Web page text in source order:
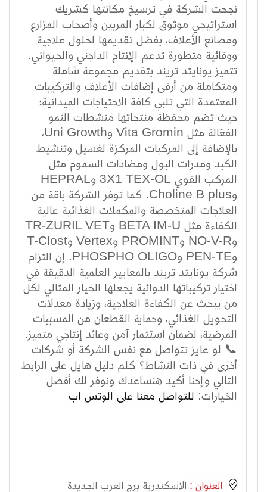
نجحت الشركة في ترسيخ مكانتها كشريك
استراتيجي موثوق لكبار المربين وأصحاب المزارع
ومصانع الأعلاف، بفضل تقديمها لحلول علاجية
ووقائية متطورة تدعم الإنتاج الداجني والحيواني.
تتميز يونايتد تريند بتقديم مجموعة شاملة
ومتكاملة من أرقى إضافات الأعلاف والتركيبات
المعتمدة التي تلبي كافة الاحتياجات الميدانية؛
حيث تضم محفظة منتجاتها منشطات النمو
الفعّالة مثل Vita Gromin وUni Growth،
بالإضافة إلى المركبات المركزة لغسيل وتنشيط
الكبد ومدرات البول ومضادات السموم مثل
المركب القوي 3X1 TEX-OL وHEPRAL
وCholine B plus. كما توفر الشركة باقة من
العلاجات المتخصصة والمكملات الغذائية عالية
الكفاءة مثل BETA IM-U وTR-ZURIL VET
وNO-V-R وPROMINT وVertex وT-Clost
وPEN-TE وPHOSPHO OLIGO. إن التزام
شركة يونايتد تريند بالمعايير العلمية الدقيقة في
اختيار تركيباتها الدوائية يجعلها الخيار المثالي لكل
من يبحث عن الكفاءة العلاجية، وزيادة معدلات
التحويل الغذائي، وحماية القطعان من المسببات
المرضية، لضمان استثمار آمن وعائد إنتاجي متميز.
📞 لو عايز تتواصل مع نفس الشركة أو شركات
أخرى في ذات النشاط؟ كلم دليل هايل على الرابط
التالي وإحنا أكيد هنساعدك ونوفر لك أفضل
الخيارات: للتواصل معنا على الوتس اب
العنوان : الاسكندرية برج العرب الجديدة